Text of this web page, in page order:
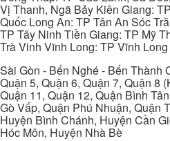
Vị Thanh, Ngã Bảy Kiên Giang:
Quốc Long An: TP Tân An Sóc
TP Tây Ninh Tiền Giang: TP Mỹ
Trà Vinh Vĩnh Long: TP Vĩnh Long
Sài Gòn - Bến Nghé - Bến Thành
Quận 5, Quận 6, Quận 7, Quận 8
Quận 11, Quận 12, Quận Bình
Gò Vấp, Quận Phú Nhuận, Quận
Huyện Bình Chánh, Huyện Cần
Hóc Môn, Huyện Nhà Bè